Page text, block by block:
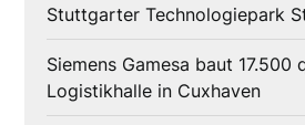
Stuttgarter Technologiepark
Siemens Gamesa baut 17.500
Logistikhalle in Cuxhaven